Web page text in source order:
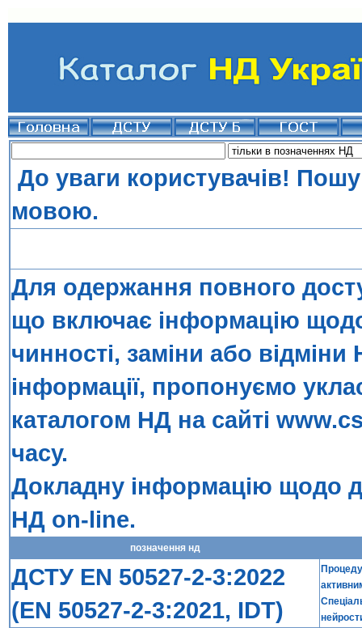
До уваги користувачів!
мовою.
Для одержання повного
що включає інформацію
чинності, заміни або
інформації, пропонуємо
каталогом НД на сайті
часу.
Докладну інформацію щодо
НД on-line.
позначення нд
ДСТУ EN 50527-2-3:2022
(EN 50527-2-3:2021, IDT)